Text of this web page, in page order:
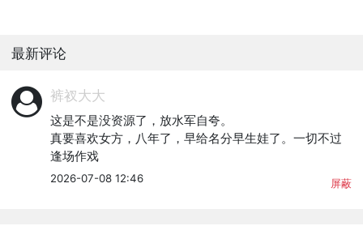
最新评论
裤衩大大
这是不是没资源了，放水军自夸。
真要喜欢女方，八年了，早给名分早生娃了。一切不过
逢场作戏
2026-07-08 12:46 屏蔽